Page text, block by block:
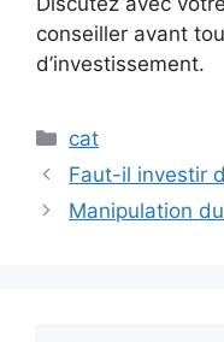
conseiller avant
d’investissement.
Catégories
cat
Faut-il investir
Manipulation